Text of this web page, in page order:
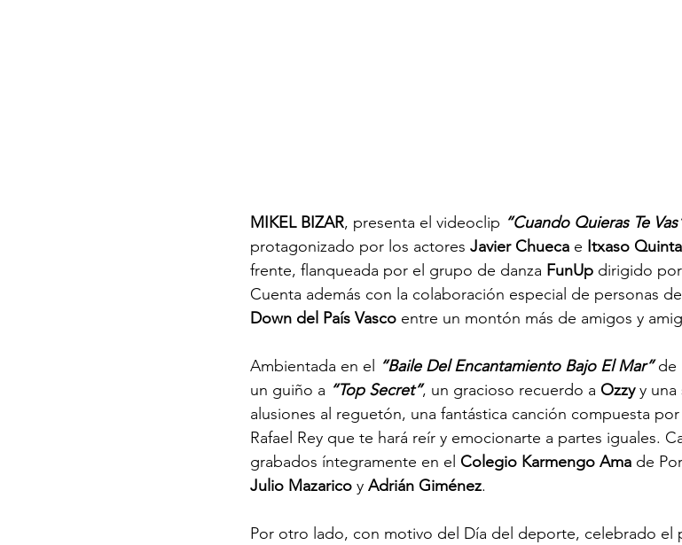
MIKEL BIZAR, presenta el videoclip “Cuando Quieras Te
protagonizado por los actores Javier Chueca e Itxaso
frente, flanqueada por el grupo de danza FunUp dirigido
Cuenta además con la colaboración especial de personas
Down del País Vasco entre un montón más de amigos y
Ambientada en el “Baile Del Encantamiento Bajo El Mar” de
un guiño a “Top Secret”, un gracioso recuerdo a Ozzy y una
alusiones al reguetón, una fantástica canción compuesta por
Rafael Rey que te hará reír y emocionarte a partes iguales.
grabados íntegramente en el Colegio Karmengo Ama de
Julio Mazarico y Adrián Giménez.
Por otro lado, con motivo del Día del deporte, celebrado el